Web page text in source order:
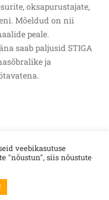
oksapurustajate,
Mõeldud on nii
peale.
saab paljusid STIGA
ja
veebikasutuse
"nõustun", siis nõustute